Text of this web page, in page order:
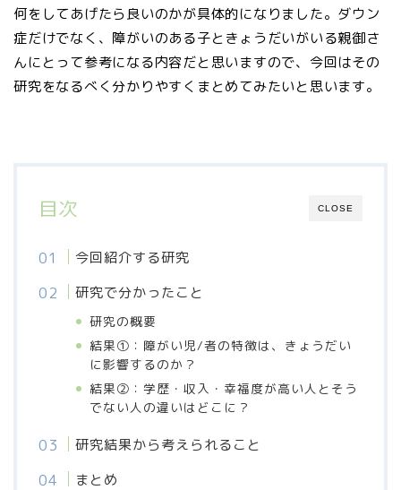
何をしてあげたら良いのかが具体的になりました。ダウン
症だけでなく、障がいのある子ときょうだいがいる親御さ
んにとって参考になる内容だと思いますので、今回はその
研究をなるべく分かりやすくまとめてみたいと思います。
CLOSE
目次
今回紹介する研究
研究で分かったこと
研究の概要
結果①：障がい児/者の特徴は、きょうだい
に影響するのか？
結果②：学歴・収入・幸福度が高い人とそう
でない人の違いはどこに？
研究結果から考えられること
まとめ